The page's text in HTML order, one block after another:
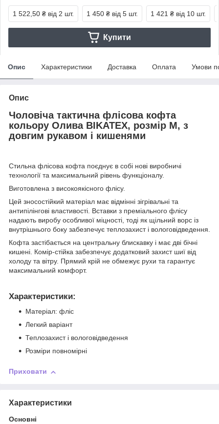
1 522,50 ₴ від 2 шт. 1 450 ₴ від 5 шт. 1 421 ₴ від 10 шт.
Купити
Опис Характеристики Доставка Оплата Умови
Опис
Чоловіча тактична флісова кофта
кольору Олива BIKATEX, розмір М, з
довгим рукавом і кишенями
Стильна флісова кофта поєднує в собі нові виробничі
технології та максимальний рівень функціоналу.
Виготовлена з високоякісного флісу.
Цей зносостійкий матеріал має відмінні зігрівальні та
антипілінгові властивості. Вставки з преміального флісу
надають виробу особливої міцності, тоді як щільний ворс із
внутрішнього боку забезпечує теплозахист і вологовідведення.
Кофта застібається на центральну блискавку і має дві бічні
кишені. Комір-стійка забезпечує додатковий захист шиї від
холоду та вітру. Прямий крій не обмежує рухи та гарантує
максимальний комфорт.
Характеристики:
Матеріал: фліс
Легкий варіант
Теплозахист і вологовідведення
Розміри повномірні
Приховати
Характеристики
Основні